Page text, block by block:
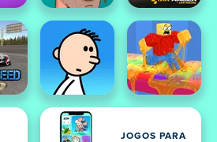
JOGOS PARA